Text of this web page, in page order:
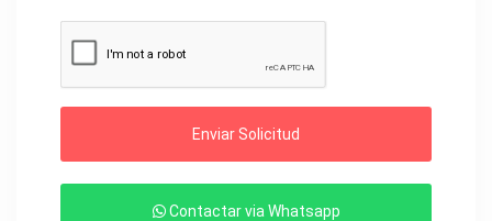
Enviar Solicitud
Contactar via Whatsapp